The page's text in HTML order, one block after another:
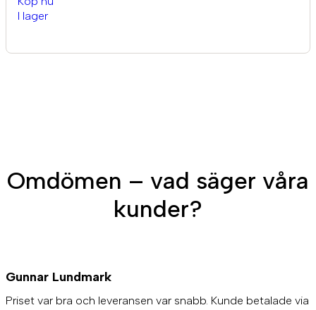
I lager
Omdömen – vad säger våra
kunder?
Gunnar Lundmark
Priset var bra och leveransen var snabb. Kunde betalade via